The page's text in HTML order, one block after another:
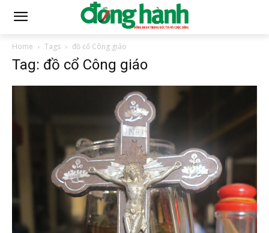
Home Tags đồ cổ Công giáo
Tag: đồ cổ Công giáo